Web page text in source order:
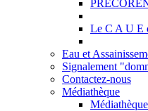
Le C A U E
Eau et
Signalement
Contactez-nous
Médiathèque
Médiathèque